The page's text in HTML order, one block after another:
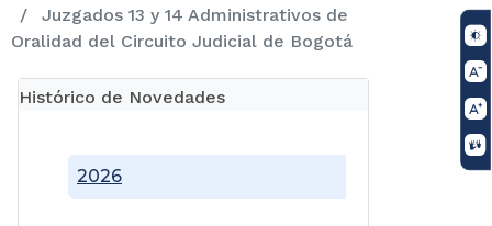
Juzgados 13 y 14 Administrativos de
Oralidad del Circuito Judicial de Bogotá
Histórico de Novedades
2026